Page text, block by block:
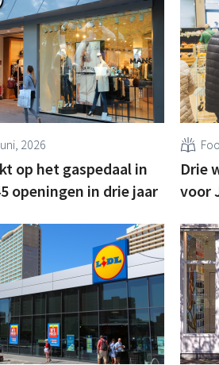
2026
op het gaspedaal in
openingen in drie jaar
Drie
voor